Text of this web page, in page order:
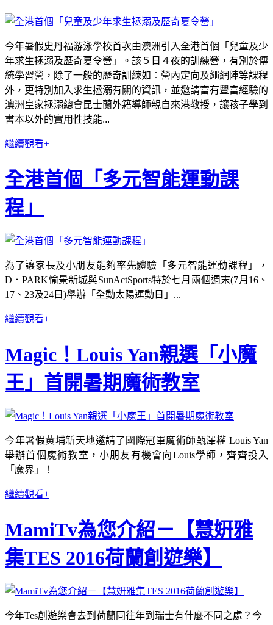
今年暑假史丹福游泳學校首次由澳洲引入全港首個「兒童及少
年求生拯溺及歷奇夏令營」。該５日４夜的訓練營，有別於傳
統學習營，除了一般的歷奇訓練如︰營內定向及繩網陣等課程
外，更特別加入求生拯溺有關的資訊，並邀請富有豐富經驗的
澳洲皇家拯溺總會昆士蘭外籍導師親自來港教授，讓孩子學到
書本以外的實用性技能...
繼續觀看+
全港首個「多元智能運動課
程」
為了讓家長及小朋友能夠率先體驗「多元智能運動課程」，
D．PARK愉景新城與SunActSports特於七月兩個週末(7月16、
17、23及24日)舉辦「全動太陽運動日」...
繼續觀看+
Magic！Louis Yan親選「小魔
王」首開暑期魔術教室
今年暑假黃埔新天地邀請了國際冠軍魔術師甄澤權 Louis Yan
舉辦首個魔術教室 ，小朋友有機會向Louis學師，齊齊投入
「魔界」！
繼續觀看+
MamiTv為您介紹－【慧姸雅
集TES 2016荷蘭創遊樂】
今年Tes創遊樂會去到荷蘭同往年到瑞士有什麼不同之處？ 今